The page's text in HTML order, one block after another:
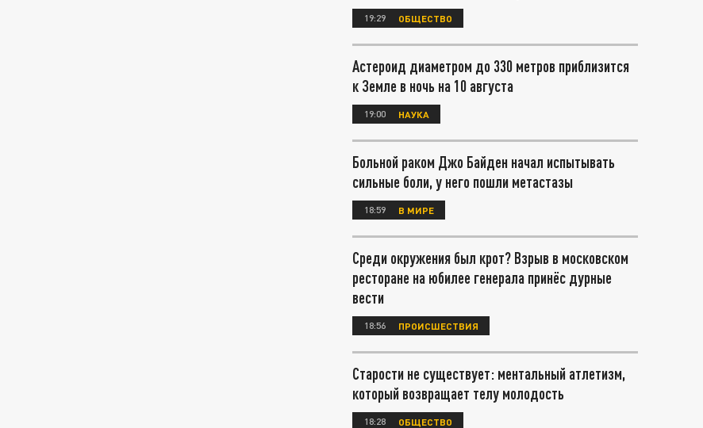
19:29 ОБЩЕСТВО
Астероид диаметром до 330 метров приблизится
к Земле в ночь на 10 августа
19:00 НАУКА
Больной раком Джо Байден начал испытывать
сильные боли, у него пошли метастазы
18:59 В МИРЕ
Среди окружения был крот? Взрыв в московском
ресторане на юбилее генерала принёс дурные
вести
18:56 ПРОИСШЕСТВИЯ
Старости не существует: ментальный атлетизм,
который возвращает телу молодость
18:28 ОБЩЕСТВО